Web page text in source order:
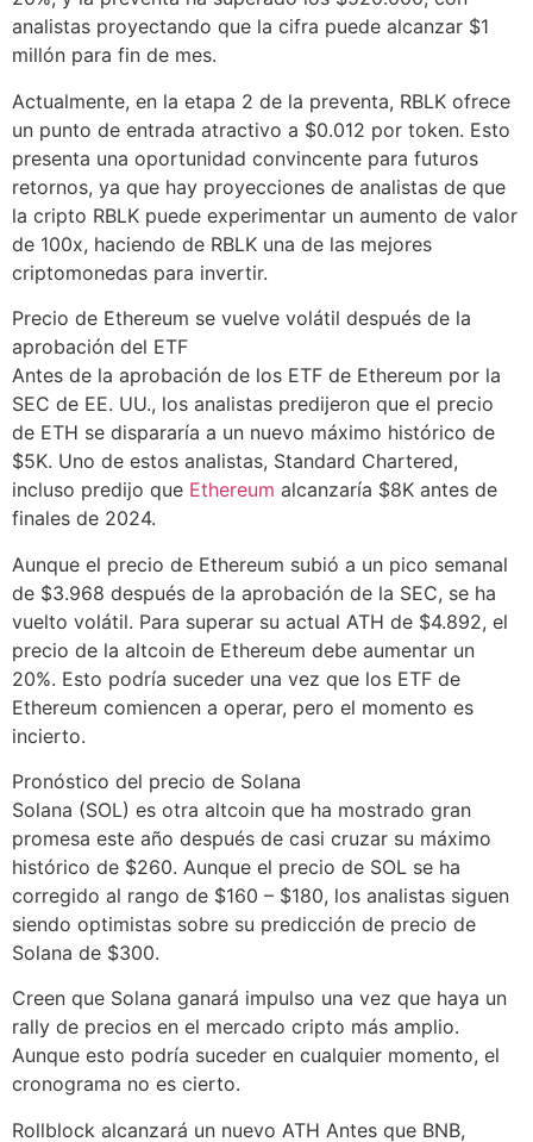
analistas proyectando que la cifra puede alcanzar $1
millón para fin de mes.
Actualmente, en la etapa 2 de la preventa, RBLK ofrece
un punto de entrada atractivo a $0.012 por token. Esto
presenta una oportunidad convincente para futuros
retornos, ya que hay proyecciones de analistas de que
la cripto RBLK puede experimentar un aumento de valor
de 100x, haciendo de RBLK una de las mejores
criptomonedas para invertir.
Precio de Ethereum se vuelve volátil después de la
aprobación del ETF
Antes de la aprobación de los ETF de Ethereum por la
SEC de EE. UU., los analistas predijeron que el precio
de ETH se dispararía a un nuevo máximo histórico de
$5K. Uno de estos analistas, Standard Chartered,
incluso predijo que Ethereum alcanzaría $8K antes de
finales de 2024.
Aunque el precio de Ethereum subió a un pico semanal
de $3.968 después de la aprobación de la SEC, se ha
vuelto volátil. Para superar su actual ATH de $4.892, el
precio de la altcoin de Ethereum debe aumentar un
20%. Esto podría suceder una vez que los ETF de
Ethereum comiencen a operar, pero el momento es
incierto.
Pronóstico del precio de Solana
Solana (SOL) es otra altcoin que ha mostrado gran
promesa este año después de casi cruzar su máximo
histórico de $260. Aunque el precio de SOL se ha
corregido al rango de $160 – $180, los analistas siguen
siendo optimistas sobre su predicción de precio de
Solana de $300.
Creen que Solana ganará impulso una vez que haya un
rally de precios en el mercado cripto más amplio.
Aunque esto podría suceder en cualquier momento, el
cronograma no es cierto.
Rollblock alcanzará un nuevo ATH Antes que BNB,